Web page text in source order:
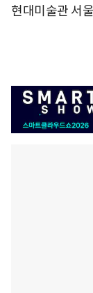
현대미술관 서